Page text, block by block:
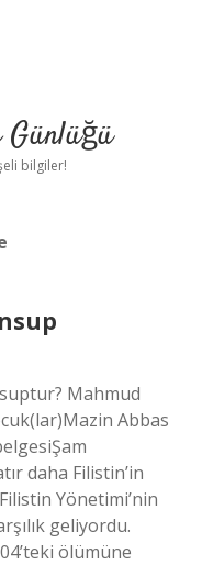
Günlüğü
bilgiler!
Mahmud
Abbas
daha Filistin’in
Yönetimi’nin
geliyordu.
ölümüne